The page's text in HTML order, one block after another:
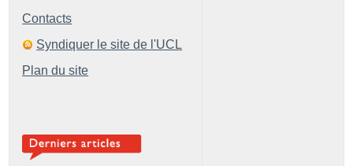
Contacts
Syndiquer le site de l'UCL
Plan du site